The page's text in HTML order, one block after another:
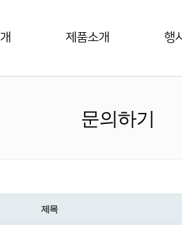
제품소개 행
문의하기
제목